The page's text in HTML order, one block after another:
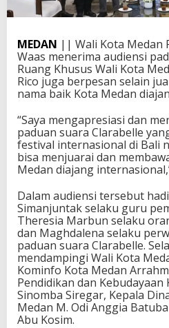
MEDAN || Wali Kota Medan
Waas menerima audiensi
Ruang Khusus Wali Kota
Rico juga berpesan selain
nama baik Kota Medan
“Saya mengapresiasi dan
paduan suara Clarabelle
festival internasional di Bali
bisa menjuarai dan
Medan diajang
Dalam audiensi tersebut
Simanjuntak selaku guru
Theresia Marbun selaku
dan Maghdalena selaku
paduan suara Clarabelle.
mendampingi Wali Kota
Kominfo Kota Medan
Pendidikan dan
Sinomba Siregar, Kepala
Medan M. Odi Anggia
Abu Kosim.